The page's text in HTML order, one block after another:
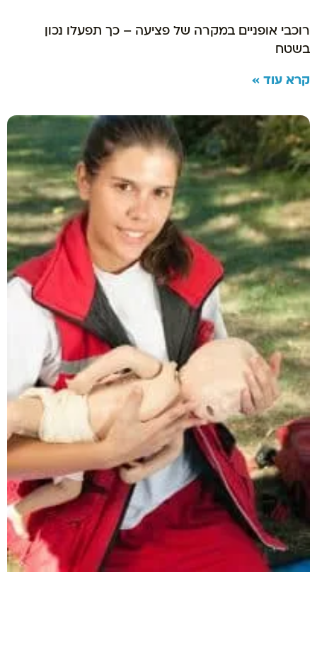
רוכבי אופניים במקרה של פציעה – כך תפעלו נכון
בשטח
קרא עוד »